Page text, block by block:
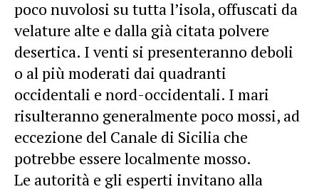
poco nuvolosi su tutta l’isola, offuscati da
velature alte e dalla già citata polvere
desertica. I venti si presenteranno deboli
o al più moderati dai quadranti
occidentali e nord-occidentali. I mari
risulteranno generalmente poco mossi, ad
eccezione del Canale di Sicilia che
potrebbe essere localmente mosso.
Le autorità e gli esperti invitano alla